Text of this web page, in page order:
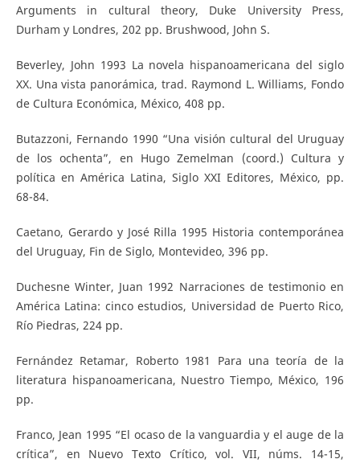
Arguments in cultural theory, Duke University Press,
Durham y Londres, 202 pp. Brushwood, John S.
Beverley, John 1993 La novela hispanoamericana del siglo
XX. Una vista panorámica, trad. Raymond L. Williams, Fondo
de Cultura Económica, México, 408 pp.
Butazzoni, Fernando 1990 “Una visión cultural del Uruguay
de los ochenta”, en Hugo Zemelman (coord.) Cultura y
política en América Latina, Siglo XXI Editores, México, pp.
68-84.
Caetano, Gerardo y José Rilla 1995 Historia contemporánea
del Uruguay, Fin de Siglo, Montevideo, 396 pp.
Duchesne Winter, Juan 1992 Narraciones de testimonio en
América Latina: cinco estudios, Universidad de Puerto Rico,
Río Piedras, 224 pp.
Fernández Retamar, Roberto 1981 Para una teoría de la
literatura hispanoamericana, Nuestro Tiempo, México, 196
pp.
Franco, Jean 1995 “El ocaso de la vanguardia y el auge de la
crítica”, en Nuevo Texto Crítico, vol. VII, núms. 14-15,